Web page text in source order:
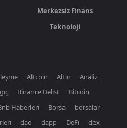
Merkezsiz Finans
Teknoloji
Altcoin Altın
Analiz
Binance Delist
Bitcoin
Haberleri Borsa
borsalar
dao dapp DeFi
dex